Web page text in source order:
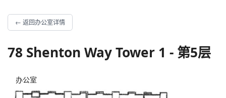
← 返回办公室详情
78 Shenton Way Tower 1 - 第5层
办公室